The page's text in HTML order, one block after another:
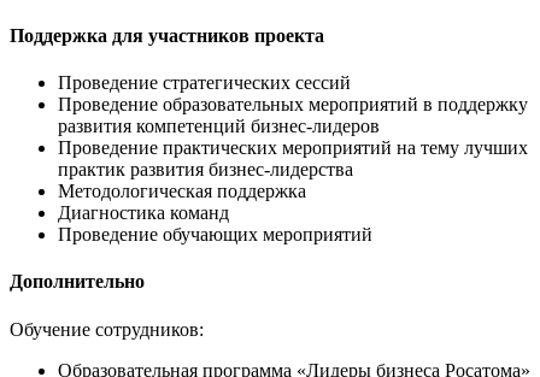
Поддержка для участников проекта
Проведение стратегических сессий
Проведение образовательных мероприятий в поддержку
развития компетенций бизнес-лидеров
Проведение практических мероприятий на тему лучших
практик развития бизнес-лидерства
Методологическая поддержка
Диагностика команд
Проведение обучающих мероприятий
Дополнительно
Обучение сотрудников:
Образовательная программа «Лидеры бизнеса Росатома»